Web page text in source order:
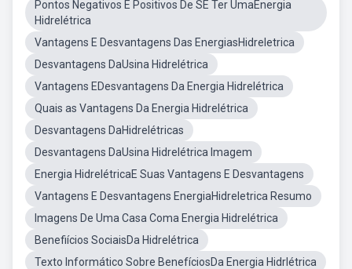
Pontos Negativos E Positivos De SE Ter UmaEnergia
Hidrelétrica
Vantagens E Desvantagens Das EnergiasHidreletrica
Desvantagens DaUsina Hidrelétrica
Vantagens EDesvantagens Da Energia Hidrelétrica
Quais as Vantagens Da Energia Hidrelétrica
Desvantagens DaHidrelétricas
Desvantagens DaUsina Hidrelétrica Imagem
Energia HidrelétricaE Suas Vantagens E Desvantagens
Vantagens E Desvantagens EnergiaHidreletrica Resumo
Imagens De Uma Casa Coma Energia Hidrelétrica
Benefiícios SociaisDa Hidrelétrica
Texto Informático Sobre BenefíciosDa Energia Hidrlétrica